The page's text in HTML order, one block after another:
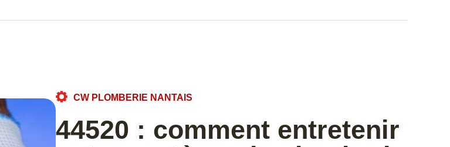
CW PLOMBERIE NANTAIS
44520 : comment entretenir